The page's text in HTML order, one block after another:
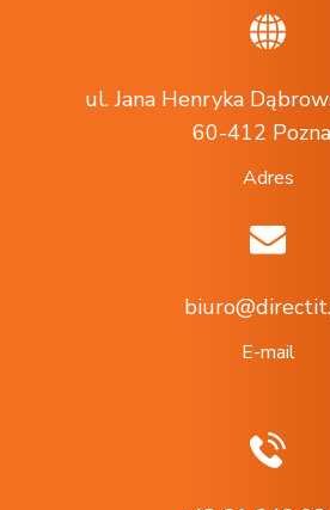
ul. Jana Henryka
60-412
Adres
E-mail